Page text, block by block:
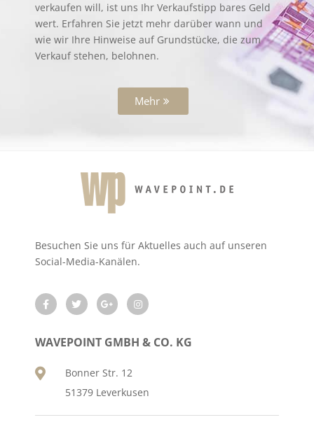
verkaufen will, ist uns Ihr Verkaufstipp bares Geld
wert. Erfahren Sie jetzt mehr darüber wann und
wie wir Ihre Hinweise auf Grundstücke, die zum
Verkauf stehen, belohnen.
Mehr
Besuchen Sie uns für Aktuelles auch auf unseren
Social-Media-Kanälen.
WAVEPOINT GMBH & CO. KG
Bonner Str. 12
51379 Leverkusen